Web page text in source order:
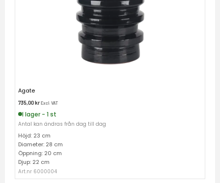
Agate
735,00krExcl. VAT
I lager - 1 st
Antal kan ändras från dag till dag
Höjd: 23 cm
Diameter: 28 cm
Öppning: 20 cm
Djup: 22 cm
Art.nr 6000004